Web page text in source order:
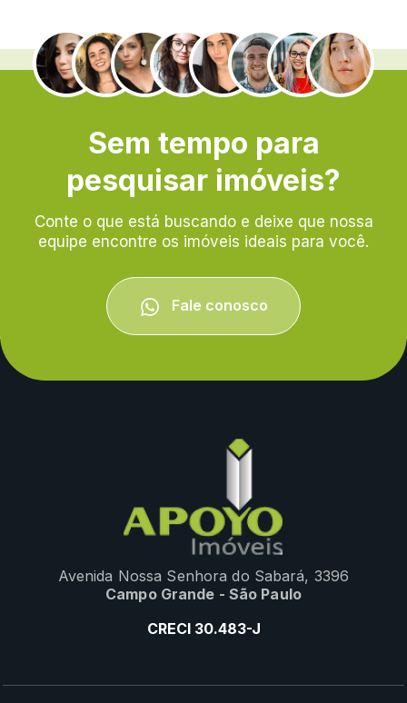
.
Sem tempo para
pesquisar imóveis?
Conte o que está buscando e deixe que nossa
equipe encontre os imóveis ideais para você.
Fale conosco
Avenida Nossa Senhora do Sabará, 3396
Campo Grande - São Paulo
CRECI 30.483-J